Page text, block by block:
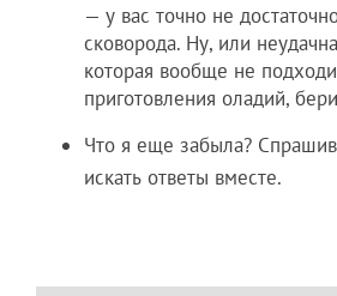
— у вас точно не
сковорода. Ну, или
которая вообще не
приготовления оладий,
Что я еще забыла?
искать ответы вместе.